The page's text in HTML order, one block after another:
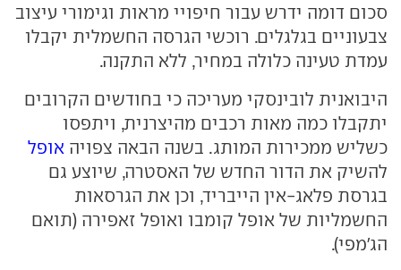
סכום דומה ידרש עבור חיפויי מראות וגימורי עיצוב
צבעוניים בגלגלים. רוכשי הגרסה החשמלית יקבלו
עמדת טעינה כלולה במחיר, ללא התקנה.
היבואנית לובינסקי מעריכה כי בחודשים הקרובים
יתקבלו כמה מאות רכבים מהיצרנית, ויתפסו
כשליש ממכירות המותג. בשנה הבאה צפויה אופל
להשיק את הדור החדש של האסטרה, שיוצע גם
בגרסת פלאג-אין הייבריד, וכן את הגרסאות
החשמליות של אופל קומבו ואופל זאפירה (תואם
הג'מפי).